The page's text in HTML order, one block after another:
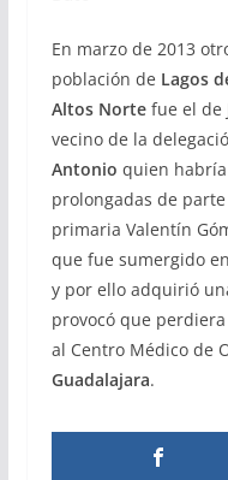
En marzo de 2013
población de Lagos
Altos Nortefue el de
vecino de la
Antonio quien
prolongadas de
primaria Valentín
que fue sumergido
y por ello adquirió
provocó que
al Centro Médico de
Guadalajara.